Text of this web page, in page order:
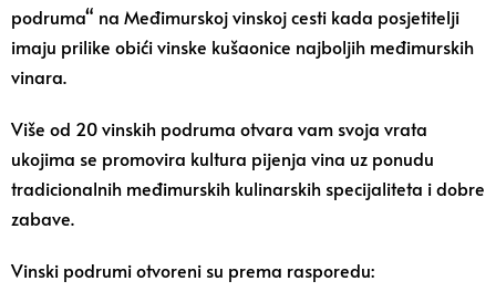
podruma“ na Međimurskoj vinskoj cesti kada posjetitelji
imaju prilike obići vinske kušaonice najboljih međimurskih
vinara.
Više od 20 vinskih podruma otvara vam svoja vrata
ukojima se promovira kultura pijenja vina uz ponudu
tradicionalnih međimurskih kulinarskih specijaliteta i dobre
zabave.
Vinski podrumi otvoreni su prema rasporedu: